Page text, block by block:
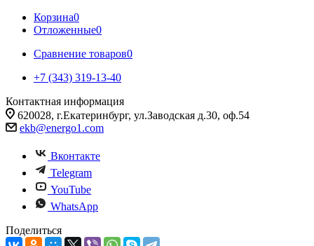
Корзина0
Отложенные0
Сравнение товаров0
+7 (343) 319-13-40
Контактная информация
620028, г.Екатеринбург, ул.Заводская д.30, оф.54
ekb@energo1.com
Вконтакте
Telegram
YouTube
WhatsApp
Поделиться